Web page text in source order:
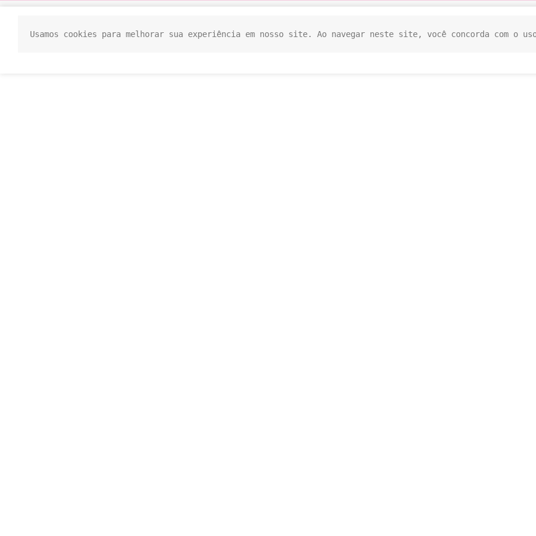
Usamos cookies para melhorar sua experiência em nosso site. Ao navegar neste site, você concorda com o